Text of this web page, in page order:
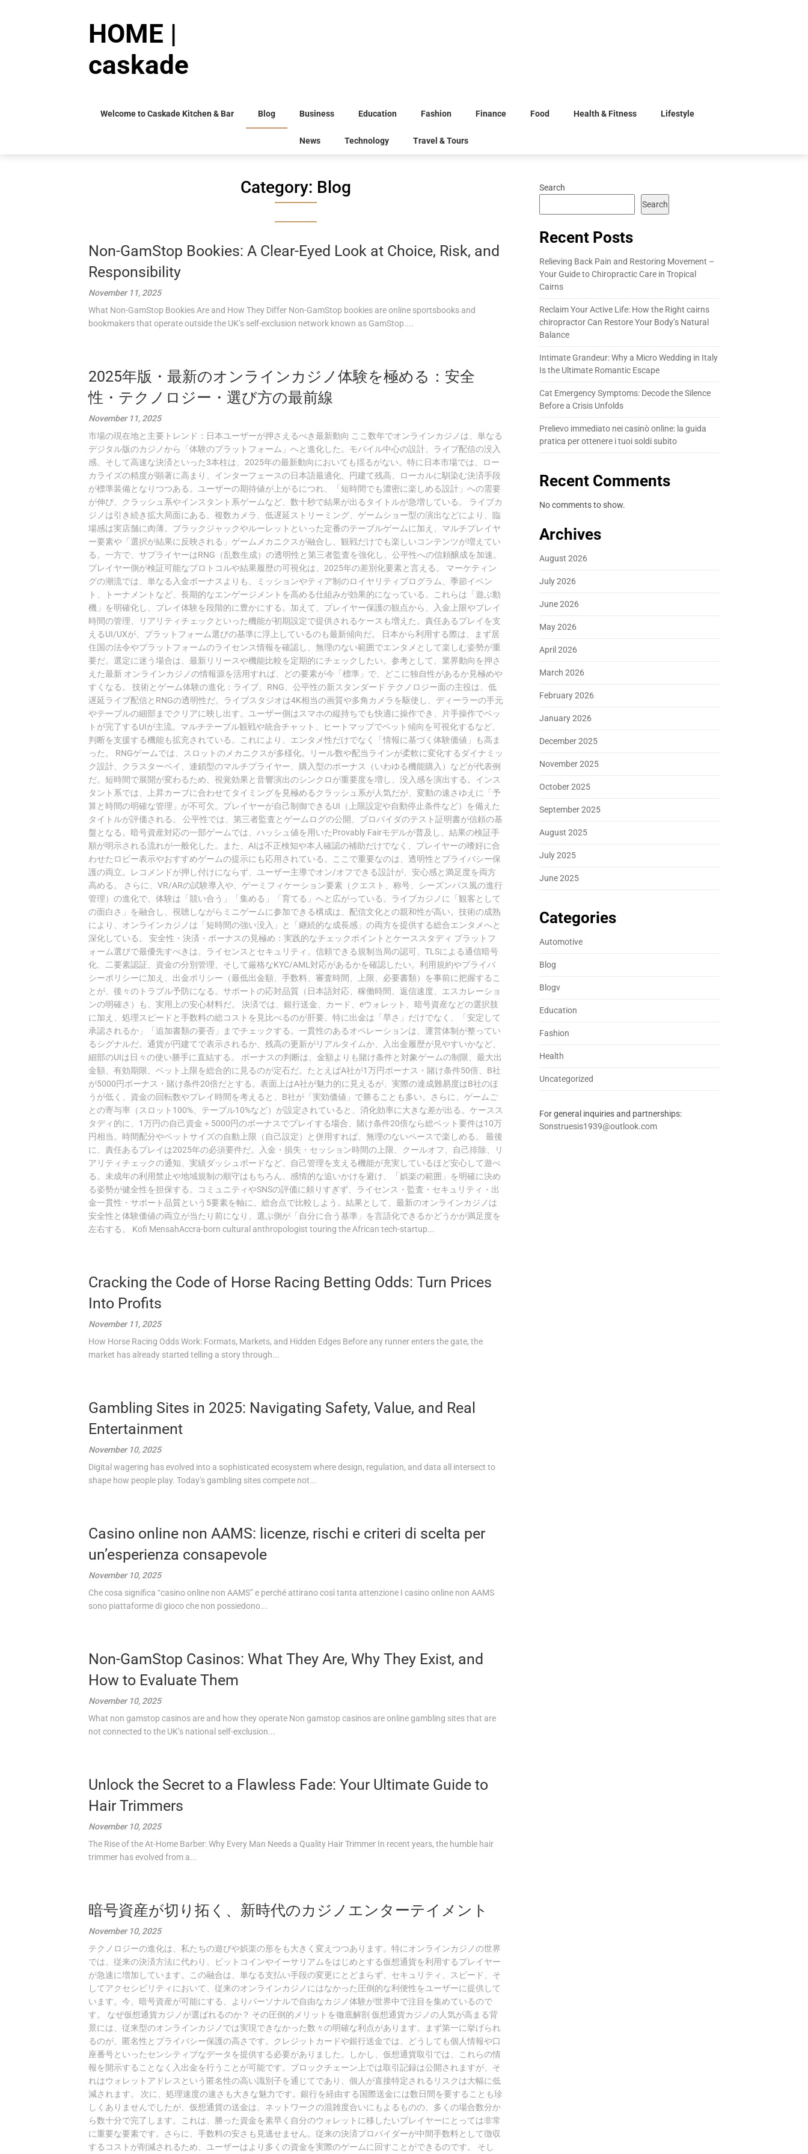
HOME |
caskade
Welcome to Caskade Kitchen & Bar Blog Business Education Fashion Finance Food Health & Fitness Lifestyle
News Technology Travel & Tours
Category: Blog
Non-GamStop Bookies: A Clear-Eyed Look at Choice, Risk, and
Responsibility
November 11, 2025
What Non-GamStop Bookies Are and How They Differ Non-GamStop bookies are online sportsbooks and
bookmakers that operate outside the UK’s self-exclusion network known as GamStop....
2025年版・最新のオンラインカジノ体験を極める：安全
性・テクノロジー・選び方の最前線
November 11, 2025
市場の現在地と主要トレンド：日本ユーザーが押さえるべき最新動向 ここ数年でオンラインカジノは、単なる
デジタル版のカジノから「体験のプラットフォーム」へと進化した。モバイル中心の設計、ライブ配信の没入
感、そして高速な決済といった3本柱は、2025年の最新動向においても揺るがない。特に日本市場では、ロー
カライズの精度が顕著に高まり、インターフェースの日本語最適化、円建て残高、ローカルに馴染む決済手段
が標準装備となりつつある。ユーザーの期待値が上がるにつれ、「短時間でも濃密に楽しめる設計」への需要
が伸び、クラッシュ系やインスタント系ゲームなど、数十秒で結果が出るタイトルが急増している。 ライブカ
ジノは引き続き拡大局面にある。複数カメラ、低遅延ストリーミング、ゲームショー型の演出などにより、臨
場感は実店舗に肉薄。ブラックジャックやルーレットといった定番のテーブルゲームに加え、マルチプレイヤ
ー要素や「選択が結果に反映される」ゲームメカニクスが融合し、観戦だけでも楽しいコンテンツが増えてい
る。一方で、サプライヤーはRNG（乱数生成）の透明性と第三者監査を強化し、公平性への信頼醸成を加速。
プレイヤー側が検証可能なプロトコルや結果履歴の可視化は、2025年の差別化要素と言える。 マーケティン
グの潮流では、単なる入金ボーナスよりも、ミッションやティア制のロイヤリティプログラム、季節イベン
ト、トーナメントなど、長期的なエンゲージメントを高める仕組みが効果的になっている。これらは「遊ぶ動
機」を明確化し、プレイ体験を段階的に豊かにする。加えて、プレイヤー保護の観点から、入金上限やプレイ
時間の管理、リアリティチェックといった機能が初期設定で提供されるケースも増えた。責任あるプレイを支
えるUI/UXが、プラットフォーム選びの基準に浮上しているのも最新傾向だ。 日本から利用する際は、まず居
住国の法令やプラットフォームのライセンス情報を確認し、無理のない範囲でエンタメとして楽しむ姿勢が重
要だ。選定に迷う場合は、最新リリースや機能比較を定期的にチェックしたい。参考として、業界動向を押さ
えた最新 オンラインカジノの情報源を活用すれば、どの要素が今「標準」で、どこに独自性があるか見極めや
すくなる。 技術とゲーム体験の進化：ライブ、RNG、公平性の新スタンダード テクノロジー面の主役は、低
遅延ライブ配信とRNGの透明性だ。ライブスタジオは4K相当の画質や多角カメラを駆使し、ディーラーの手元
やテーブルの細部までクリアに映し出す。ユーザー側はスマホの縦持ちでも快適に操作でき、片手操作でベッ
トが完了するUIが主流。マルチテーブル観戦や統合チャット、ヒートマップでベット傾向を可視化するなど、
判断を支援する機能も拡充されている。これにより、エンタメ性だけでなく「情報に基づく体験価値」も高ま
った。 RNGゲームでは、スロットのメカニクスが多様化。リール数や配当ラインが柔軟に変化するダイナミッ
ク設計、クラスターペイ、連鎖型のマルチプライヤー、購入型のボーナス（いわゆる機能購入）などが代表例
だ。短時間で展開が変わるため、視覚効果と音響演出のシンクロが重要度を増し、没入感を演出する。インス
タント系では、上昇カーブに合わせてタイミングを見極めるクラッシュ系が人気だが、変動の速さゆえに「予
算と時間の明確な管理」が不可欠。プレイヤーが自己制御できるUI（上限設定や自動停止条件など）を備えた
タイトルが評価される。 公平性では、第三者監査とゲームログの公開、プロバイダのテスト証明書が信頼の基
盤となる。暗号資産対応の一部ゲームでは、ハッシュ値を用いたProvably Fairモデルが普及し、結果の検証手
順が明示される流れが一般化した。また、AIは不正検知や本人確認の補助だけでなく、プレイヤーの嗜好に合
わせたロビー表示やおすすめゲームの提示にも応用されている。ここで重要なのは、透明性とプライバシー保
護の両立。レコメンドが押し付けにならず、ユーザー主導でオン/オフできる設計が、安心感と満足度を両方
高める。 さらに、VR/ARの試験導入や、ゲーミフィケーション要素（クエスト、称号、シーズンパス風の進行
管理）の進化で、体験は「競い合う」「集める」「育てる」へと広がっている。ライブカジノに「観客として
の面白さ」を融合し、視聴しながらミニゲームに参加できる構成は、配信文化との親和性が高い。技術の成熟
により、オンラインカジノは「短時間の強い没入」と「継続的な成長感」の両方を提供する総合エンタメへと
深化している。 安全性・決済・ボーナスの見極め：実践的なチェックポイントとケーススタディ プラットフ
ォーム選びで最優先すべきは、ライセンスとセキュリティ。信頼できる規制当局の認可、TLSによる通信暗号
化、二要素認証、資金の分別管理、そして厳格なKYC/AML対応があるかを確認したい。利用規約やプライバ
シーポリシーに加え、出金ポリシー（最低出金額、手数料、審査時間、上限、必要書類）を事前に把握するこ
とが、後々のトラブル予防になる。サポートの応対品質（日本語対応、稼働時間、返信速度、エスカレーショ
ンの明確さ）も、実用上の安心材料だ。 決済では、銀行送金、カード、eウォレット、暗号資産などの選択肢
に加え、処理スピードと手数料の総コストを見比べるのが肝要。特に出金は「早さ」だけでなく、「安定して
承認されるか」「追加書類の要否」までチェックする。一貫性のあるオペレーションは、運営体制が整ってい
るシグナルだ。通貨が円建てで表示されるか、残高の更新がリアルタイムか、入出金履歴が見やすいかなど、
細部のUIは日々の使い勝手に直結する。 ボーナスの判断は、金額よりも賭け条件と対象ゲームの制限、最大出
金額、有効期限、ベット上限を総合的に見るのが定石だ。たとえばA社が1万円ボーナス・賭け条件50倍、B社
が5000円ボーナス・賭け条件20倍だとする。表面上はA社が魅力的に見えるが、実際の達成難易度はB社のほ
うが低く、資金の回転数やプレイ時間を考えると、B社が「実効価値」で勝ることも多い。さらに、ゲームご
との寄与率（スロット100%、テーブル10%など）が設定されていると、消化効率に大きな差が出る。ケースス
タディ的に、1万円の自己資金＋5000円のボーナスでプレイする場合、賭け条件20倍なら総ベット要件は10万
円相当。時間配分やベットサイズの自動上限（自己設定）と併用すれば、無理のないペースで楽しめる。 最後
に、責任あるプレイは2025年の必須要件だ。入金・損失・セッション時間の上限、クールオフ、自己排除、リ
アリティチェックの通知、実績ダッシュボードなど、自己管理を支える機能が充実しているほど安心して遊べ
る。未成年の利用禁止や地域規制の順守はもちろん、感情的な追いかけを避け、「娯楽の範囲」を明確に決め
る姿勢が健全性を担保する。コミュニティやSNSの評価に頼りすぎず、ライセンス・監査・セキュリティ・出
金一貫性・サポート品質という5要素を軸に、総合点で比較しよう。結果として、最新のオンラインカジノは
安全性と体験価値の両立が当たり前になり、選ぶ側が「自分に合う基準」を言語化できるかどうかが満足度を
左右する。 Kofi MensahAccra-born cultural anthropologist touring the African tech-startup...
Cracking the Code of Horse Racing Betting Odds: Turn Prices
Into Profits
November 11, 2025
How Horse Racing Odds Work: Formats, Markets, and Hidden Edges Before any runner enters the gate, the
market has already started telling a story through...
Gambling Sites in 2025: Navigating Safety, Value, and Real
Entertainment
November 10, 2025
Digital wagering has evolved into a sophisticated ecosystem where design, regulation, and data all intersect to
shape how people play. Today’s gambling sites compete not...
Casino online non AAMS: licenze, rischi e criteri di scelta per
un’esperienza consapevole
November 10, 2025
Che cosa significa “casino online non AAMS” e perché attirano così tanta attenzione I casino online non AAMS
sono piattaforme di gioco che non possiedono...
Non-GamStop Casinos: What They Are, Why They Exist, and
How to Evaluate Them
November 10, 2025
What non gamstop casinos are and how they operate Non gamstop casinos are online gambling sites that are
not connected to the UK’s national self-exclusion...
Unlock the Secret to a Flawless Fade: Your Ultimate Guide to
Hair Trimmers
November 10, 2025
The Rise of the At-Home Barber: Why Every Man Needs a Quality Hair Trimmer In recent years, the humble hair
trimmer has evolved from a...
暗号資産が切り拓く、新時代のカジノエンターテイメント
November 10, 2025
テクノロジーの進化は、私たちの遊びや娯楽の形をも大きく変えつつあります。特にオンラインカジノの世界
では、従来の決済方法に代わり、ビットコインやイーサリアムをはじめとする仮想通貨を利用するプレイヤー
が急速に増加しています。この融合は、単なる支払い手段の変更にとどまらず、セキュリティ、スピード、そ
してアクセシビリティにおいて、従来のオンラインカジノにはなかった圧倒的な利便性をユーザーに提供して
います。今、暗号資産が可能にする、よりパーソナルで自由なカジノ体験が世界中で注目を集めているので
す。 なぜ仮想通貨カジノが選ばれるのか？ その圧倒的メリットを徹底解剖 仮想通貨カジノの人気が高まる背
景には、従来型のオンラインカジノでは実現できなかった数々の明確な利点があります。まず第一に挙げられ
るのが、匿名性とプライバシー保護の高さです。クレジットカードや銀行送金では、どうしても個人情報や口
座番号といったセンシティブなデータを提供する必要がありました。しかし、仮想通貨取引では、これらの情
報を開示することなく入出金を行うことが可能です。ブロックチェーン上では取引記録は公開されますが、そ
れはウォレットアドレスという匿名性の高い識別子を通じてであり、個人が直接特定されるリスクは大幅に低
減されます。 次に、処理速度の速さも大きな魅力です。銀行を経由する国際送金には数日間を要することも珍
しくありませんでしたが、仮想通貨の送金は、ネットワークの混雑度合いにもよるものの、多くの場合数分か
ら数十分で完了します。これは、勝った資金を素早く自分のウォレットに移したいプレイヤーにとっては非常
に重要な要素です。さらに、手数料の安さも見逃せません。従来の決済プロバイダーが中間手数料として徴収
するコストが削減されるため、ユーザーはより多くの資金を実際のゲームに回すことができるのです。 そし
Search
Search
Recent Posts
Relieving Back Pain and Restoring Movement –
Your Guide to Chiropractic Care in Tropical
Cairns
Reclaim Your Active Life: How the Right cairns
chiropractor Can Restore Your Body’s Natural
Balance
Intimate Grandeur: Why a Micro Wedding in Italy
Is the Ultimate Romantic Escape
Cat Emergency Symptoms: Decode the Silence
Before a Crisis Unfolds
Prelievo immediato nei casinò online: la guida
pratica per ottenere i tuoi soldi subito
Recent Comments
No comments to show.
Archives
August 2026
July 2026
June 2026
May 2026
April 2026
March 2026
February 2026
January 2026
December 2025
November 2025
October 2025
September 2025
August 2025
July 2025
June 2025
Categories
Automotive
Blog
Blogv
Education
Fashion
Health
Uncategorized
For general inquiries and partnerships:
Sonstruesis1939@outlook.com